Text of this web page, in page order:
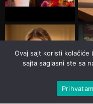
Ovaj sajt koristi kolačiće
sajta saglasni ste sa
Prihvatam